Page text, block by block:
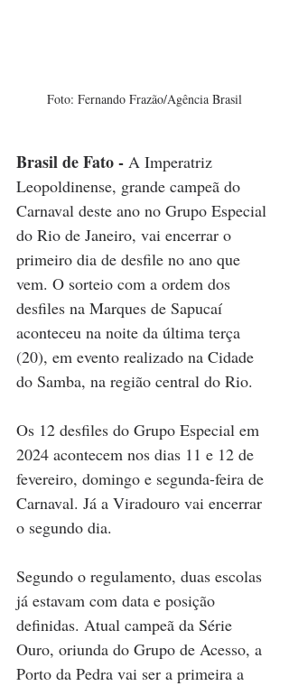
Foto: Fernando Frazão/Agência Brasil
Brasil de Fato - A Imperatriz
Leopoldinense, grande campeã do
Carnaval deste ano no Grupo Especial
do Rio de Janeiro, vai encerrar o
primeiro dia de desfile no ano que
vem. O sorteio com a ordem dos
desfiles na Marques de Sapucaí
aconteceu na noite da última terça
(20), em evento realizado na Cidade
do Samba, na região central do Rio.
Os 12 desfiles do Grupo Especial em
2024 acontecem nos dias 11 e 12 de
fevereiro, domingo e segunda-feira de
Carnaval. Já a Viradouro vai encerrar
o segundo dia.
Segundo o regulamento, duas escolas
já estavam com data e posição
definidas. Atual campeã da Série
Ouro, oriunda do Grupo de Acesso, a
Porto da Pedra vai ser a primeira a